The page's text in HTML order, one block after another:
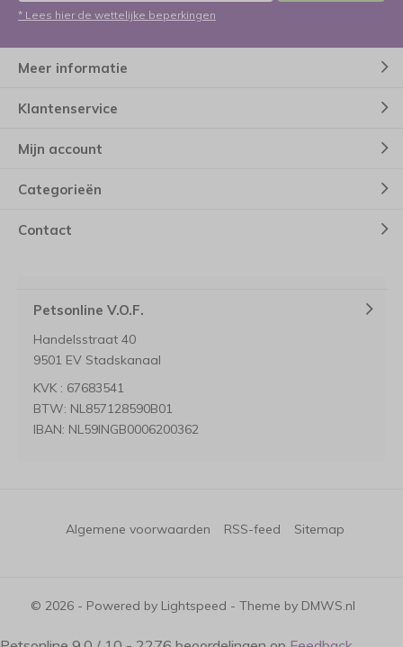
* Lees hier de wettelijke beperkingen
Meer informatie
Klantenservice
Mijn account
Categorieën
Contact
Petsonline V.O.F.
Handelsstraat 40
9501 EV Stadskanaal
KVK : 67683541
BTW: NL857128590B01
IBAN: NL59INGB0006200362
© 2026 - Powered by Lightspeed - Theme by DMWS.nl
Algemene voorwaarden RSS-feed Sitemap